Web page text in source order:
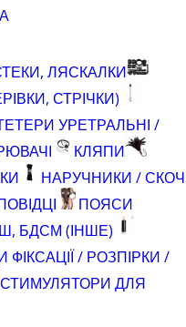
ЛЯСКАЛКИ
СТРІЧКИ)
УРЕТРАЛЬНІ /
КЛЯПИ
НАРУЧНИКИ / СКОЧ
ПОЯСИ
БДСМ (ІНШЕ)
/ РОЗПІРКИ /
СТИМУЛЯТОРИ ДЛЯ